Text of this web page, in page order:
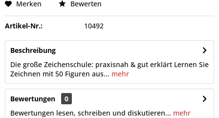
Merken Bewerten
Artikel-Nr.: 10492
Beschreibung
Die große Zeichenschule: praxisnah & gut erklärt Lernen Sie
Zeichnen mit 50 Figuren aus... mehr
Bewertungen
0
Bewertungen lesen, schreiben und diskutieren... mehr